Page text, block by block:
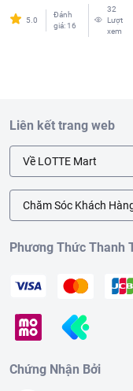
Xuất xứ: Việt Nam
5.0
Đánh
giá: 16
32
Lượt
xem
Liên kết trang web
Về LOTTE Mart
Chăm Sóc Khách
Phương Thức Thanh
Chứng Nhận Bởi